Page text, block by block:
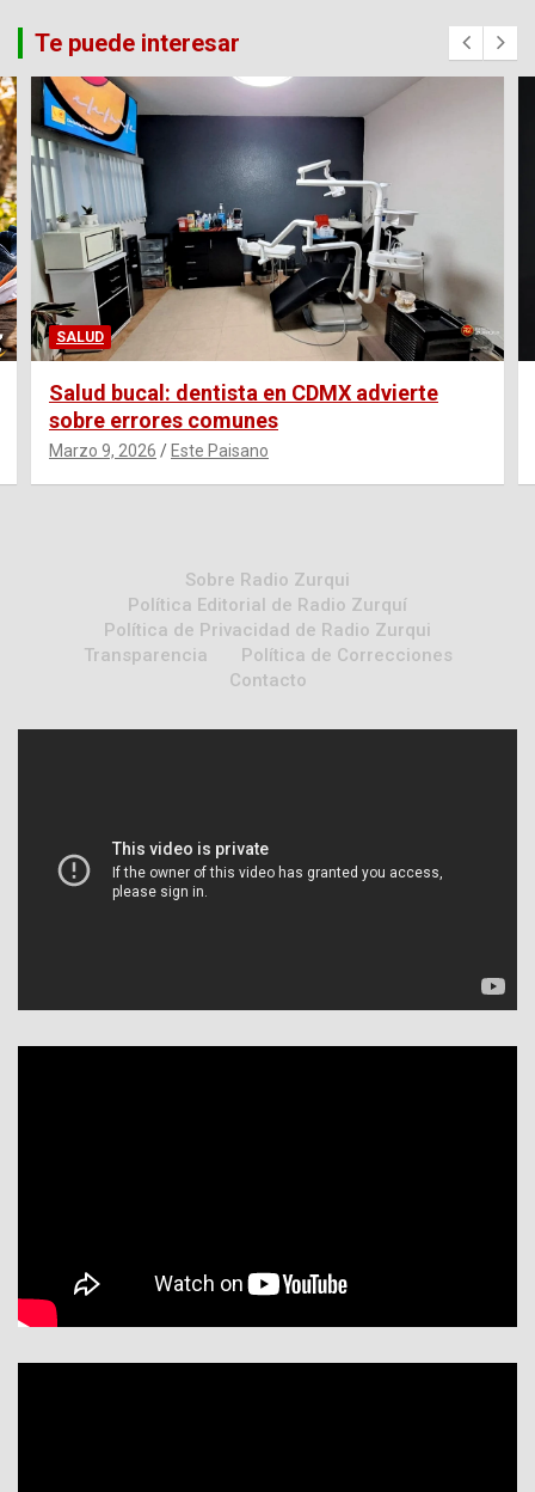
Te puede interesar
SALUD
Salud bucal: dentista en CDMX advierte
sobre errores comunes
Marzo 9, 2026 Este Paisano
Sobre Radio Zurqui
Política Editorial de Radio Zurquí
Política de Privacidad de Radio Zurqui
Transparencia
Política de Correcciones
Contacto